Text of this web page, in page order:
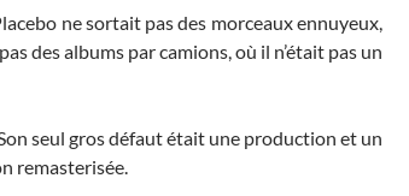
ne sortait pas des morceaux ennuyeux,
des albums par camions, où il n’était pas un
seul gros défaut était une production et un
remasterisée.